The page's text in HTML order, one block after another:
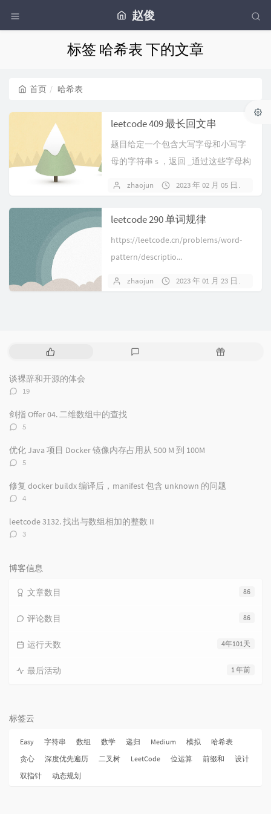
赵俊
标签 哈希表 下的文章
首页 哈希表
leetcode 409 最长回文串
题目给定一个包含大写字母和小写字
母的字符串 s ，返回 _通过这些字母构
zhaojun 2023 年 02 月 05 日
leetcode 290 单词规律
https://leetcode.cn/problems/word-
pattern/descriptio...
zhaojun 2023 年 01 月 23 日
热
文
章
随
谈裸辞和开源的体会
评
数：
19
剑指 Offer 04. 二维数组中的查找
评
数：
5
优化 Java 项目 Docker 镜像内存占用从 500 M 到 100M
评
数：
5
修复 docker buildx 编译后，manifest 包含 unknown 的问题
评
数：
4
leetcode 3132. 找出与数组相加的整数 II
评
3
博客信息
86
文章数目
86
评论数目
4年101天
运行天数
1 年前
最后活动
标签云
Easy 字符串 数组 数学 递归 Medium 模拟
哈希表
贪心
深度优先遍历 二叉树 LeetCode 位运算 前缀和
设计
双指针
动态规划